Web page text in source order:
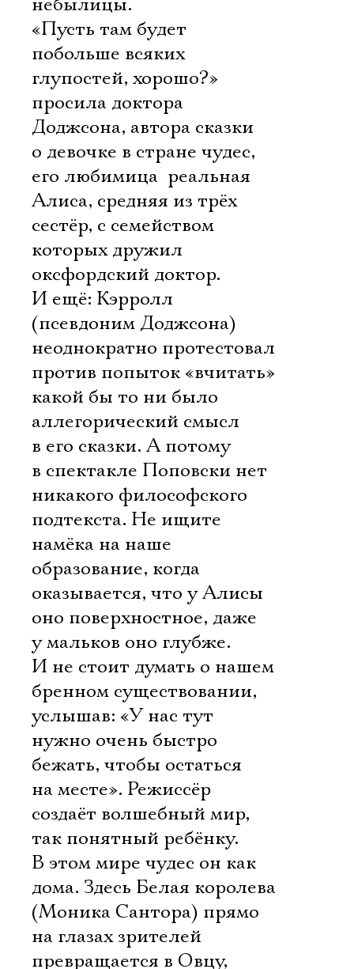
небылицы.
«Пусть там будет
побольше всяких
глупостей, хорошо?» 
просила доктора
Доджсона, автора сказки
о девочке в стране чудес,
его любимица  реальная
Алиса, средняя из трёх
сестёр, с семейством
которых дружил
оксфордский доктор.
И ещё: Кэрролл
(псевдоним Доджсона)
неоднократно протестовал
против попыток «вчитать»
какой бы то ни было
аллегорический смысл
в его сказки. А потому
в спектакле Поповски нет
никакого философского
подтекста. Не ищите
намёка на наше
образование, когда
оказывается, что у Алисы
оно поверхностное, даже
у мальков оно глубже.
И не стоит думать о нашем
бренном существовании,
услышав: «У нас тут
нужно очень быстро
бежать, чтобы остаться
на месте». Режиссёр
создаёт волшебный мир,
так понятный ребёнку.
В этом мире чудес он как
дома. Здесь Белая королева
(Моника Сантора) прямо
на глазах зрителей
превращается в Овцу,